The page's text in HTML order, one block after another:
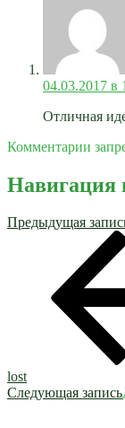
04.03.2017 в
Отличная
Комментарии
Навигация
Предыдущая
lost
Следующая запись